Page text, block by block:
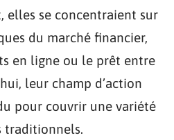
elles se concentraient sur
du marché financier,
en ligne ou le prêt entre
leur champ d’action
pour couvrir une variété
traditionnels.